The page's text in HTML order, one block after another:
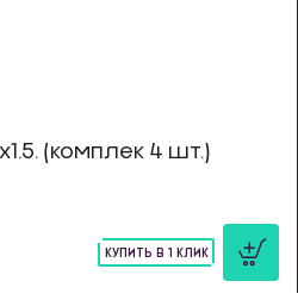
(комплек 4 шт.)
КУПИТЬ В 1 КЛИК